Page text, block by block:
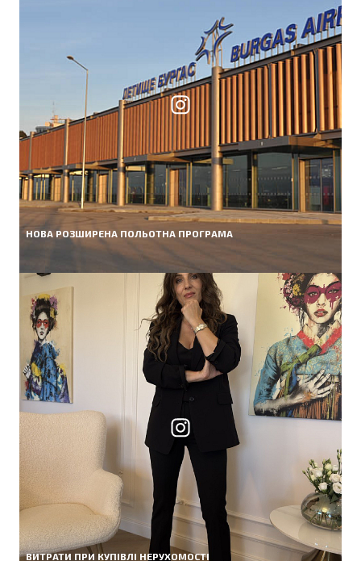
НОВА РОЗШИРЕНА ПОЛЬОТНА ПРОГРАМА
ВИТРАТИ ПРИ КУПІВЛІ НЕРУХОМОСТІ